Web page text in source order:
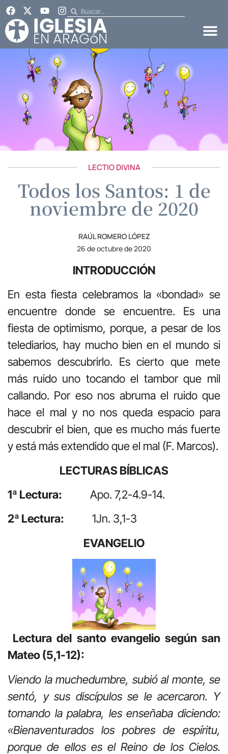
LECTIO DIVINA
Todos los Santos: 1 de
noviembre de 2020
RAÚL ROMERO LÓPEZ
26 de octubre de 2020
INTRODUCCIÓN
En esta fiesta celebramos la «bondad» se
encuentre donde se encuentre. Es una
fiesta de optimismo, porque, a pesar de los
telediarios, hay mucho bien en el mundo si
sabemos descubrirlo. Es cierto que mete
más ruido uno tocando el tambor que mil
callando. Por eso nos abruma el ruido que
hace el mal y no nos queda espacio para
descubrir el bien, que es mucho más fuerte
y está más extendido que el mal (F. Marcos).
LECTURAS BÍBLICAS
1ª Lectura: Apo. 7,2-4.9-14.
2ª Lectura: 1Jn. 3,1-3
EVANGELIO
Lectura del santo evangelio según san
Mateo (5,1-12):
Viendo la muchedumbre, subió al monte, se
sentó, y sus discípulos se le acercaron. Y
tomando la palabra, les enseñaba diciendo:
«Bienaventurados los pobres de espíritu,
porque de ellos es el Reino de los Cielos.